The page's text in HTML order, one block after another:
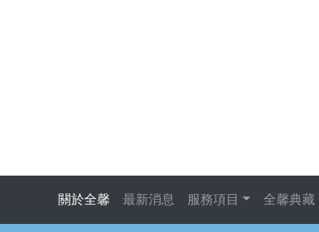
關於全馨 最新消息 服務項目 全馨典藏